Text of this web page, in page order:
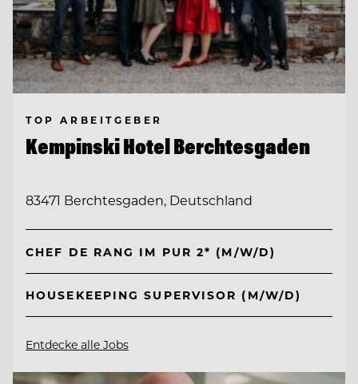
TOP ARBEITGEBER
Kempinski Hotel Berchtesgaden
83471 Berchtesgaden, Deutschland
CHEF DE RANG IM PUR 2* (M/W/D)
HOUSEKEEPING SUPERVISOR (M/W/D)
Entdecke alle Jobs